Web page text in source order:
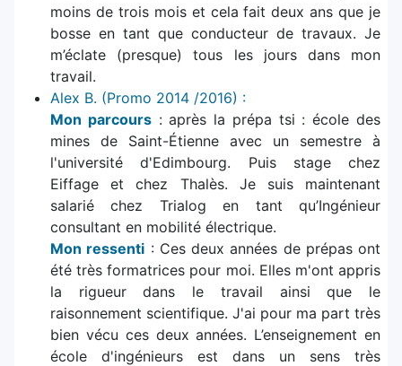
moins de trois mois et cela fait deux ans que je
bosse en tant que conducteur de travaux. Je
m’éclate (presque) tous les jours dans mon
travail.
Alex B. (Promo 2014 /2016) :
Mon parcours: après la prépa tsi : école des
mines de Saint-Étienne avec un semestre à
l'université d'Edimbourg. Puis stage chez
Eiffage et chez Thalès. Je suis maintenant
salarié chez Trialog en tant qu’Ingénieur
consultant en mobilité électrique.
Mon ressenti : Ces deux années de prépas ont
été très formatrices pour moi. Elles m'ont appris
la rigueur dans le travail ainsi que le
raisonnement scientifique. J'ai pour ma part très
bien vécu ces deux années. L’enseignement en
école d'ingénieurs est dans un sens très